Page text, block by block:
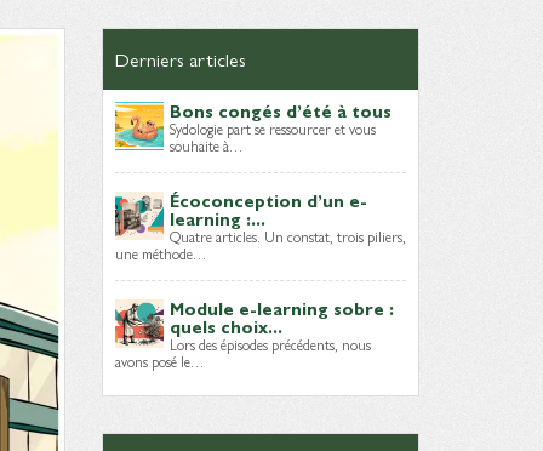
Derniers articles
Bons congés d’été à tous
Sydologie part se ressourcer et vous
souhaite à…
Écoconception d’un e-
learning :...
Quatre articles. Un constat, trois piliers,
une méthode…
Module e-learning sobre :
quels choix...
Lors des épisodes précédents, nous
avons posé le…